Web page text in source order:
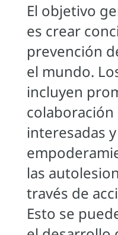
El objetivo
es crear
prevención
el mundo.
incluyen
colaboración
interesadas
las
través de
Esto se